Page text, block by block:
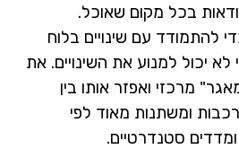
בכל מקום שאוכל.
להתמודד עם שינויים בלוח
יכול למנוע את השינויים. את
מרכזי ואפזר אותו בין
ומשתנות מאוד לפי
סטנדרטיים.